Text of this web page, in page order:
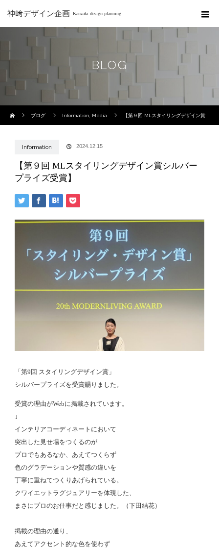
神﨑デザイン企画 Kanzaki design planning
BLOG
ブログ
Information Media 【第９回 MLスタイリングデザイン賞
Information 2024.12.15
【第９回 MLスタイリングデザイン賞シルバー
プライズ受賞】
「第9回 スタイリングデザイン賞」
シルバープライズを受賞賜りました。
受賞の理由がWebに掲載されています。
↓
インテリアコーディネートにおいて
突出した見せ場をつくるのが
プロでもあるなか、あえてつくらず
色のグラデーションや質感の違いを
丁寧に重ねてつくりあげられている。
クワイエットラグジュアリーを体現した、
まさにプロのお仕事だと感じました。（下田結花）
掲載の理由の通り、
あえてアクセント的な色を使わず